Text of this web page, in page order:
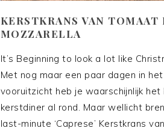
KERSTKRANS VAN TOMAAT
MOZZARELLA
It’s Beginning to look a lot like
Met nog maar een paar dagen in het
vooruitzicht heb je waarschijnlijk het
kerstdiner al rond. Maar wellicht
last-minute ‘Caprese’ Kerstkrans van